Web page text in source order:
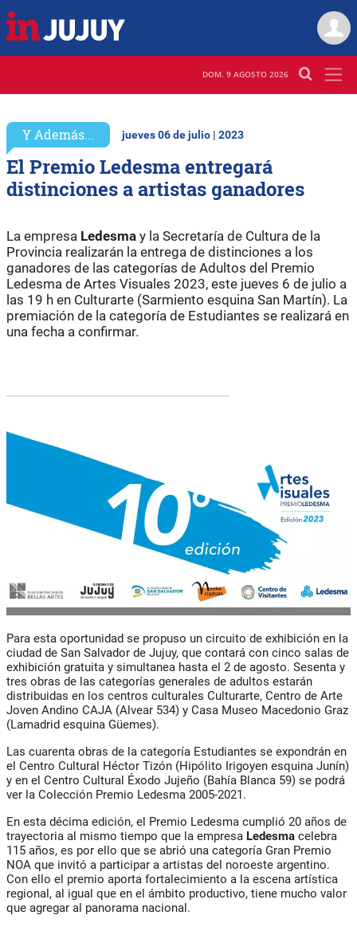
DOM. 9 AGOSTO 2026
Y Además... jueves 06 de julio | 2023
El Premio Ledesma entregará
distinciones a artistas ganadores
La empresa Ledesma y la Secretaría de Cultura de la
Provincia realizarán la entrega de distinciones a los
ganadores de las categorías de Adultos del Premio
Ledesma de Artes Visuales 2023, este jueves 6 de julio a
las 19 h en Culturarte (Sarmiento esquina San Martín). La
premiación de la categoría de Estudiantes se realizará en
una fecha a confirmar.
Para esta oportunidad se propuso un circuito de exhibición en la
ciudad de San Salvador de Jujuy, que contará con cinco salas de
exhibición gratuita y simultanea hasta el 2 de agosto. Sesenta y
tres obras de las categorías generales de adultos estarán
distribuidas en los centros culturales Culturarte, Centro de Arte
Joven Andino CAJA (Alvear 534) y Casa Museo Macedonio Graz
(Lamadrid esquina Güemes).
Las cuarenta obras de la categoría Estudiantes se expondrán en
el Centro Cultural Héctor Tizón (Hipólito Irigoyen esquina Junín)
y en el Centro Cultural Éxodo Jujeño (Bahía Blanca 59) se podrá
ver la Colección Premio Ledesma 2005-2021.
En esta décima edición, el Premio Ledesma cumplió 20 años de
trayectoria al mismo tiempo que la empresa Ledesma celebra
115 años, es por ello que se abrió una categoría Gran Premio
NOA que invitó a participar a artistas del noroeste argentino.
Con ello el premio aporta fortalecimiento a la escena artística
regional, al igual que en el ámbito productivo, tiene mucho valor
que agregar al panorama nacional.